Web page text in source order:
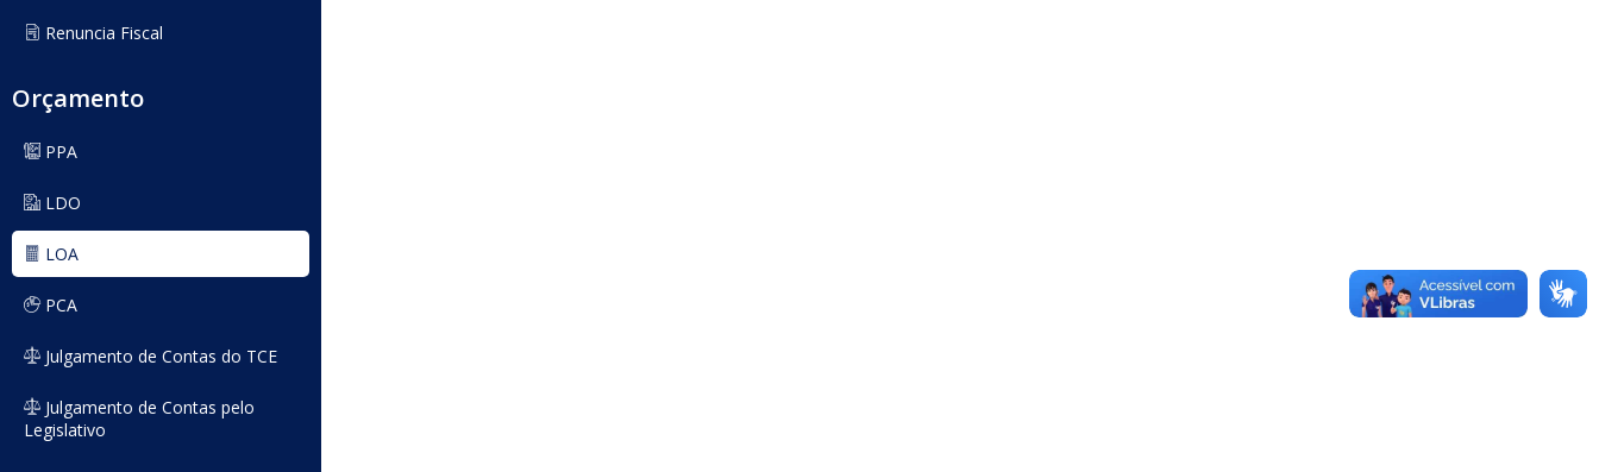
Renuncia Fiscal
Orçamento
PPA
LDO
LOA
PCA
Julgamento de Contas do TCE
Julgamento de Contas pelo
Legislativo